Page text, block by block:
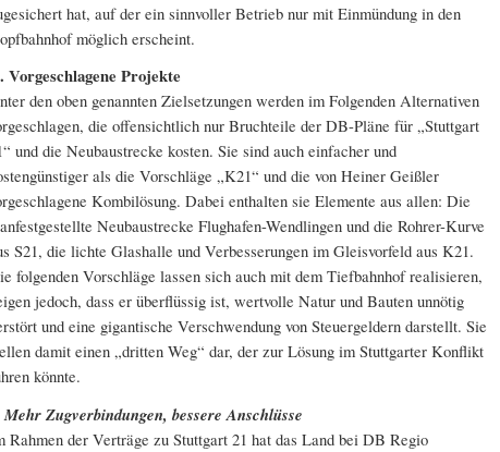
hat, auf der ein sinnvoller Betrieb nur mit Einmündung in den
möglich erscheint.
Vorgeschlagene Projekte
den oben genannten Zielsetzungen werden im Folgenden Alternativen
die offensichtlich nur Bruchteile der DB-Pläne für „Stuttgart
und die Neubaustrecke kosten. Sie sind auch einfacher und
als die Vorschläge „K21“ und die von Heiner Geißler
Kombilösung. Dabei enthalten sie Elemente aus allen: Die
Neubaustrecke Flughafen-Wendlingen und die Rohrer-Kurve
S21, die lichte Glashalle und Verbesserungen im Gleisvorfeld aus K21.
folgenden Vorschläge lassen sich auch mit dem Tiefbahnhof realisieren,
jedoch, dass er überflüssig ist, wertvolle Natur und Bauten unnötig
und eine gigantische Verschwendung von Steuergeldern darstellt. Sie
damit einen „dritten Weg“ dar, der zur Lösung im Stuttgarter Konflikt
könnte.
Mehr Zugverbindungen, bessere Anschlüsse
Rahmen der Verträge zu Stuttgart 21 hat das Land bei DB Regio